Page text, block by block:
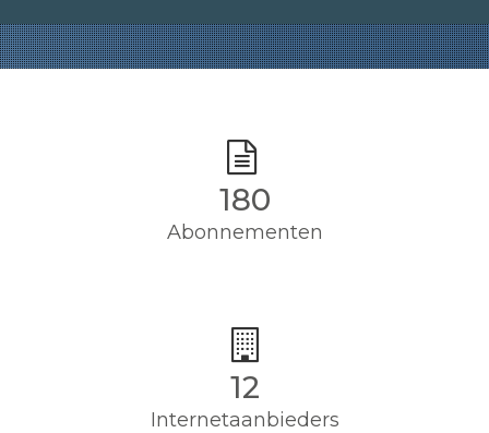
180
Abonnementen
12
Internetaanbieders